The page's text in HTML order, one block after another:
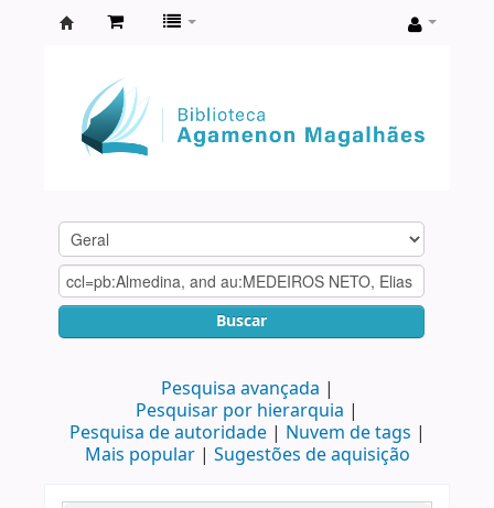
Agamenon
Magalhães
Buscar
Pesquisa avançada
Pesquisar por hierarquia
Pesquisa de autoridade
Nuvem de tags
Mais popular
Sugestões de aquisição